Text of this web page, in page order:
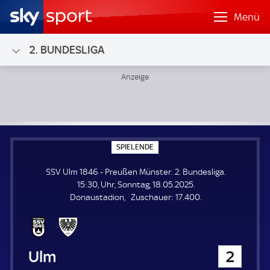
Menü
2. BUNDESLIGA
SPIELENDE
P
E
L
E
N
SSV Ulm 1846 - Preußen Münster. 2. Bundesliga.
15:30, Uhr, Sonntag, 18.05.2025.
Donaustadion
Zuschauer: Z
17.400.
SSV Ulm 1846 2